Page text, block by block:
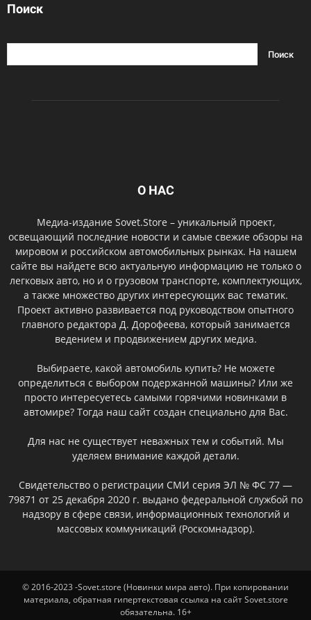
Поиск
О НАС
Медиа-издание Sovet.Store – уникальный проект,
освещающий последние новости и самые свежие обзоры на
мировом и российском автомобильных рынках. На нашем
сайте вы найдете всю актуальную информацию не только о
легковых авто, но и о грузовом транспорте, комплектующих,
а также множество других интересующих вас тематик.
Проект активно развивается под руководством опытного
главного редактора Д. Дорофеева, который занимается
ведением и продвижением других медиа.
Выбираете, какой автомобиль купить? Не можете
определиться с выбором подержанной машины? Или же
просто интересуетесь самыми горячими новинками в
автомире? Тогда наш сайт создан специально для Вас.
Для нас не существует неважных тем и событий. Мы
уделяем внимание каждой детали.
Свидетельство о регистрации СМИ серия ЭЛ № ФС 77 —
79871 от 25 декабря 2020 г. выдано федеральной службой по
надзору в сфере связи, информационных технологий и
массовых коммуникаций (Роскомнадзор).
© 2016-2023 -Sovet.store (Новинки мира авто). При копировании
материала, обратная гипертекстовая ссылка на сайт Sovet.store
обязательна. 16+